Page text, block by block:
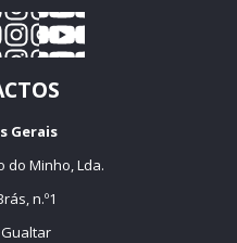
Gerais
do Minho, Lda.
n.º1
Gualtar